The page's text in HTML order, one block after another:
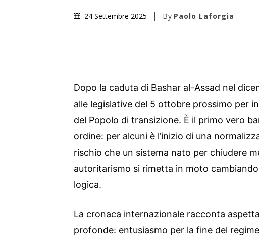
24 Settembre 2025 By Paolo Laforgia
Dopo la caduta di Bashar al-Assad nel
alle legislative del 5 ottobre prossimo per
del Popolo di transizione. È il primo vero
ordine: per alcuni è l’inizio di una
rischio che un sistema nato per chiudere
autoritarismo si rimetta in moto
logica.
La cronaca internazionale racconta
profonde: entusiasmo per la fine del